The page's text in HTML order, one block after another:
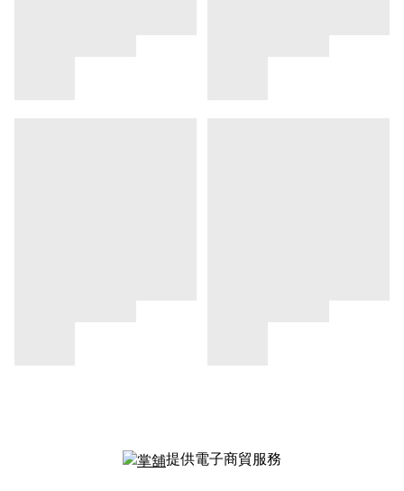
提供電子商貿服務